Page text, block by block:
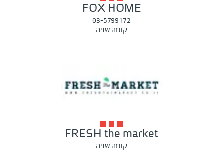
FOX HOME
03-5799172
קומה שניה
FRESH the market
קומה שניה